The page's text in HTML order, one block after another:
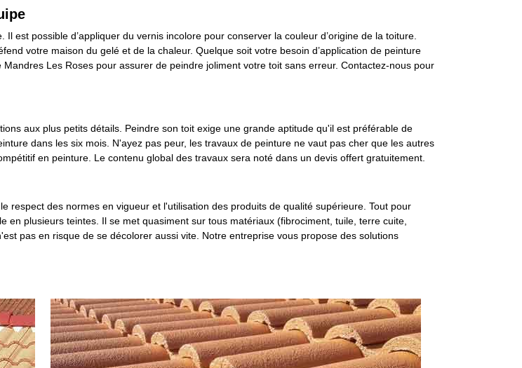
est possible d’appliquer du vernis incolore pour conserver la couleur d’origine de la toiture.
votre maison du gelé et de la chaleur. Quelque soit votre besoin d’application de peinture
Les Roses pour assurer de peindre joliment votre toit sans erreur. Contactez-nous pour
aux plus petits détails. Peindre son toit exige une grande aptitude qu'il est préférable de
dans les six mois. N'ayez pas peur, les travaux de peinture ne vaut pas cher que les autres
en peinture. Le contenu global des travaux sera noté dans un devis offert gratuitement.
respect des normes en vigueur et l'utilisation des produits de qualité supérieure. Tout pour
en plusieurs teintes. Il se met quasiment sur tous matériaux (fibrociment, tuile, terre cuite,
pas en risque de se décolorer aussi vite. Notre entreprise vous propose des solutions